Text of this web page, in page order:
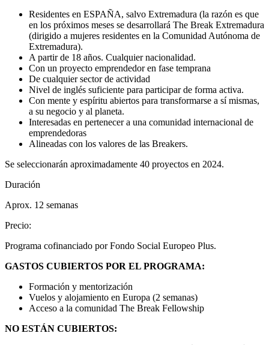
Residentes en ESPAÑA, salvo Extremadura (la razón es que
en los próximos meses se desarrollará The Break Extremadura
(dirigido a mujeres residentes en la Comunidad Autónoma de
Extremadura).
A partir de 18 años. Cualquier nacionalidad.
Con un proyecto emprendedor en fase temprana
De cualquier sector de actividad
Nivel de inglés suficiente para participar de forma activa.
Con mente y espíritu abiertos para transformarse a sí mismas,
a su negocio y al planeta.
Interesadas en pertenecer a una comunidad internacional de
emprendedoras
Alineadas con los valores de las Breakers.
Se seleccionarán aproximadamente 40 proyectos en 2024.
Duración
Aprox. 12 semanas
Precio:
Programa cofinanciado por Fondo Social Europeo Plus.
GASTOS CUBIERTOS POR EL PROGRAMA:
Formación y mentorización
Vuelos y alojamiento en Europa (2 semanas)
Acceso a la comunidad The Break Fellowship
NO ESTÁN CUBIERTOS: